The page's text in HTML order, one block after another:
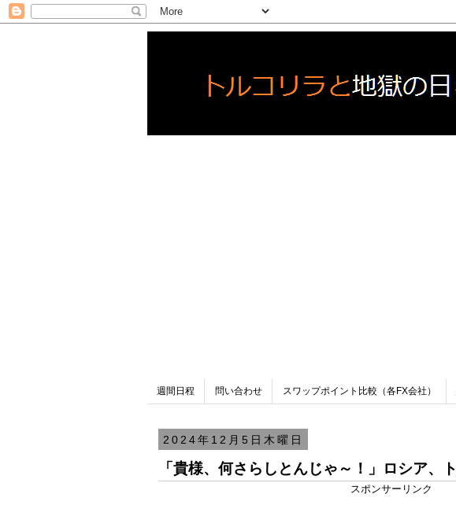
週間日程 問い合わせ スワップポイント比較（各FX会社）
2024年12月5日木曜日
「貴様、何さらしとんじゃ～！」ロシア、
スポンサーリンク